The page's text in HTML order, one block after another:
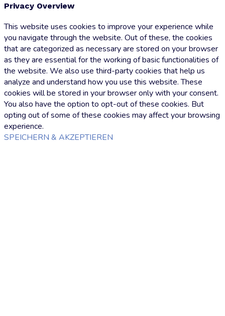
Privacy Overview
This website uses cookies to improve your experience while
you navigate through the website. Out of these, the cookies
that are categorized as necessary are stored on your browser
as they are essential for the working of basic functionalities of
the website. We also use third-party cookies that help us
analyze and understand how you use this website. These
cookies will be stored in your browser only with your consent.
You also have the option to opt-out of these cookies. But
opting out of some of these cookies may affect your browsing
experience.
SPEICHERN & AKZEPTIEREN